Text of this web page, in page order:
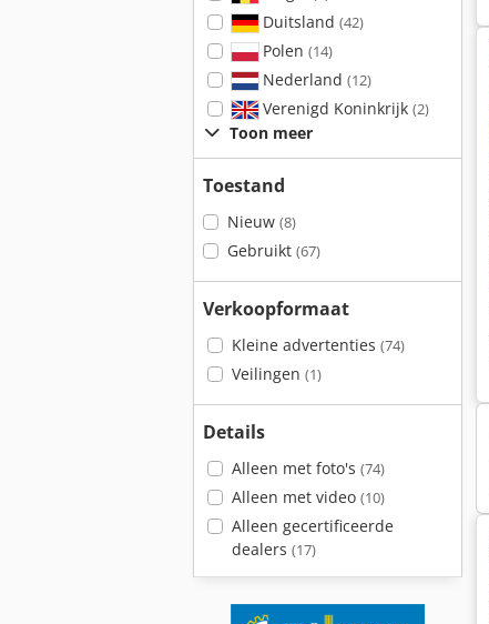
Duitsland (42)
Polen (14)
Nederland (12)
Verenigd Koninkrijk (2)
Toon meer
Toestand
Nieuw (8)
Gebruikt (67)
Verkoopformaat
Kleine advertenties (74)
Veilingen (1)
Details
Alleen met foto's (74)
Alleen met video (10)
Alleen gecertificeerde
dealers (17)
Atlas-Copco Xas 46 Ddg Atlas-Copco